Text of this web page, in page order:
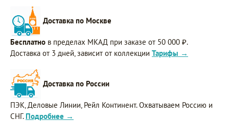
Доставка по Москве
Бесплатно в пределах МКАД при заказе от 50 000 ₽.
Доставка от 3 дней, зависит от коллекции Тарифы →
Доставка по России
ПЭК, Деловые Линии, Рейл Континент. Охватываем Россию и
СНГ. Подробнее →